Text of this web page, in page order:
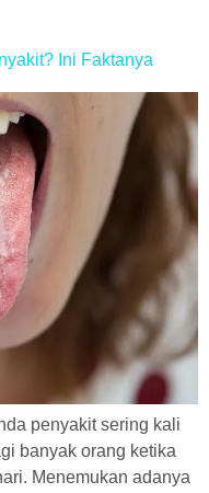
Ini Faktanya
penyakit sering kali
banyak orang ketika
Menemukan adanya